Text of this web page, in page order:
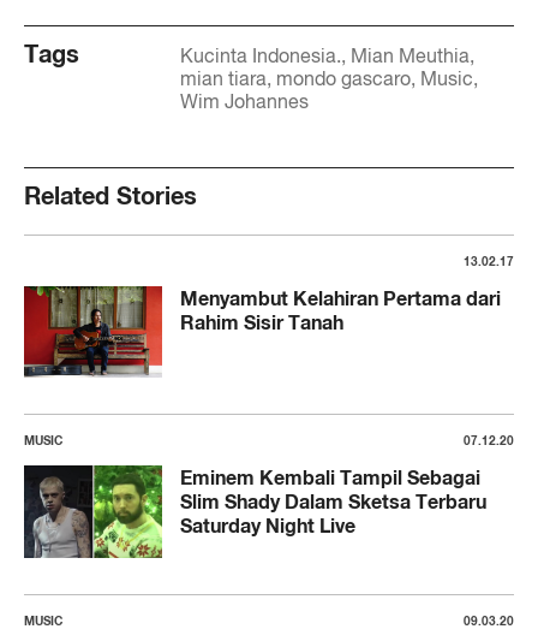
Tags Kucinta Indonesia. Mian Meuthia
mian tiara mondo gascaro Music
Wim Johannes
Related Stories
13.02.17
Menyambut Kelahiran Pertama dari
Rahim Sisir Tanah
MUSIC 07.12.20
Eminem Kembali Tampil Sebagai
Slim Shady Dalam Sketsa Terbaru
Saturday Night Live
MUSIC 09.03.20